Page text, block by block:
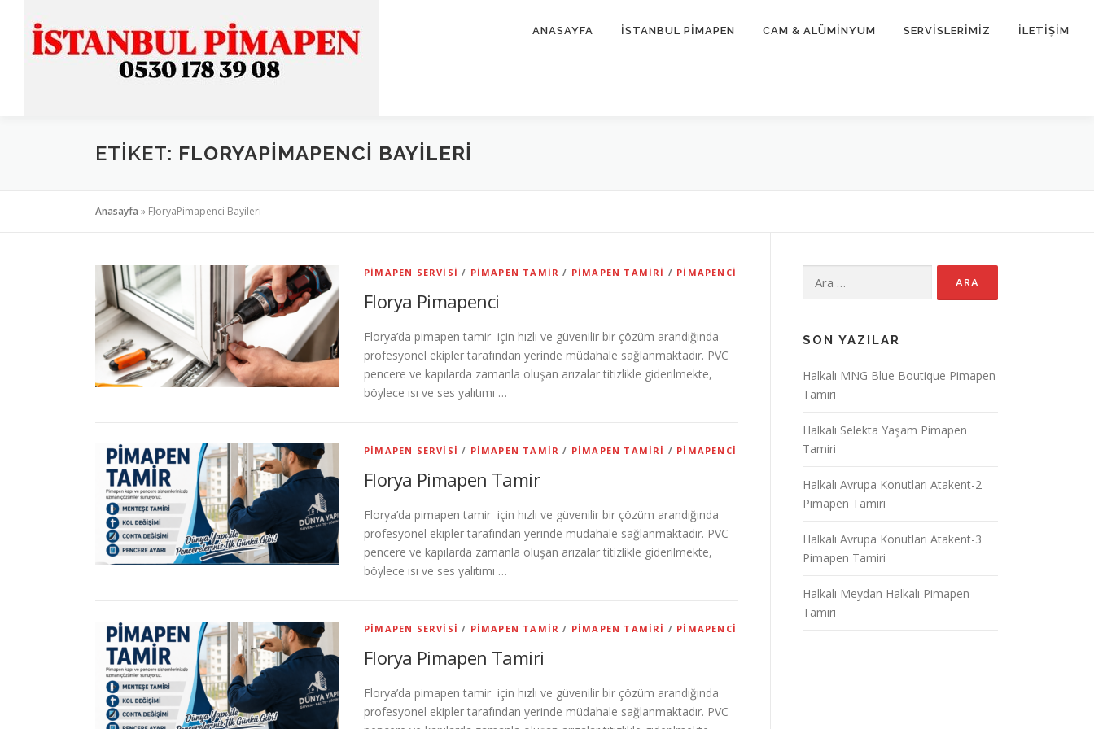
ANASAYFA İSTANBUL PİMAPEN CAM & ALÜMİNYUM SERVİSLERİMİZ İLETİŞİM
ETIKET: FLORYAPIMAPENCI BAYILERI
Anasayfa » FloryaPimapenci Bayileri
PIMAPEN SERVISI / PIMAPEN TAMIR / PIMAPEN TAMIRI / PIMAPENCI
Florya Pimapenci
Florya’da pimapen tamir için hızlı ve güvenilir bir çözüm arandığında
profesyonel ekipler tarafından yerinde müdahale sağlanmaktadır. PVC
pencere ve kapılarda zamanla oluşan arızalar titizlikle giderilmekte,
böylece ısı ve ses yalıtımı …
PIMAPEN SERVISI / PIMAPEN TAMIR / PIMAPEN TAMIRI / PIMAPENCI
Florya Pimapen Tamir
Florya’da pimapen tamir için hızlı ve güvenilir bir çözüm arandığında
profesyonel ekipler tarafından yerinde müdahale sağlanmaktadır. PVC
pencere ve kapılarda zamanla oluşan arızalar titizlikle giderilmekte,
böylece ısı ve ses yalıtımı …
PIMAPEN SERVISI / PIMAPEN TAMIR / PIMAPEN TAMIRI / PIMAPENCI
Florya Pimapen Tamiri
Florya’da pimapen tamir için hızlı ve güvenilir bir çözüm arandığında
profesyonel ekipler tarafından yerinde müdahale sağlanmaktadır. PVC
SON YAZILAR
Halkalı MNG Blue Boutique Pimapen
Tamiri
Halkalı Selekta Yaşam Pimapen
Tamiri
Halkalı Avrupa Konutları Atakent-2
Pimapen Tamiri
Halkalı Avrupa Konutları Atakent-3
Pimapen Tamiri
Halkalı Meydan Halkalı Pimapen
Tamiri